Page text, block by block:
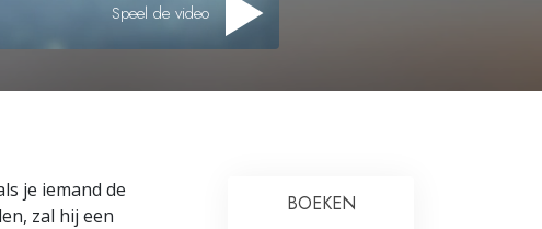
Speel de video
je iemand de
zal hij een
BOEKEN